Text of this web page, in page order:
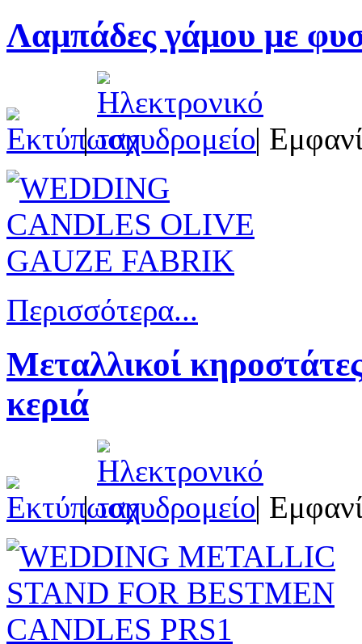
Λαμπάδες γάμου με
| |
Περισσότερα...
Μεταλλικοί
κεριά
| |